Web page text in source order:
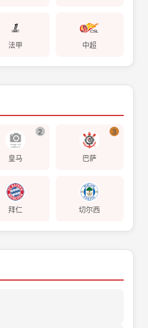
法甲 中超
2
皇马
3
巴萨
拜仁 切尔西